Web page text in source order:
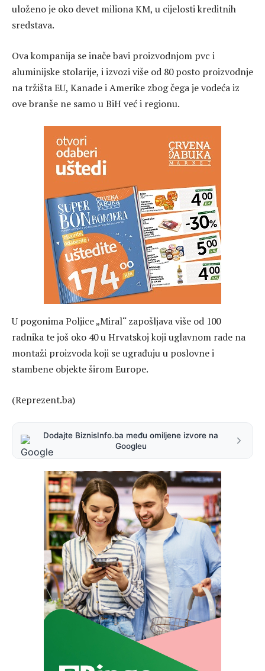
uloženo je oko devet miliona KM, u cijelosti kreditnih
sredstava.
Ova kompanija se inače bavi proizvodnjom pvc i
aluminijske stolarije, i izvozi više od 80 posto proizvodnje
na tržišta EU, Kanade i Amerike zbog čega je vodeća iz
ove branše ne samo u BiH već i regionu.
U pogonima Poljice „Miral“ zapošljava više od 100
radnika te još oko 40 u Hrvatskoj koji uglavnom rade na
montaži proizvoda koji se ugrađuju u poslovne i
stambene objekte širom Europe.
(Reprezent.ba)
Dodajte BiznisInfo.ba među omiljene izvore na
Googleu